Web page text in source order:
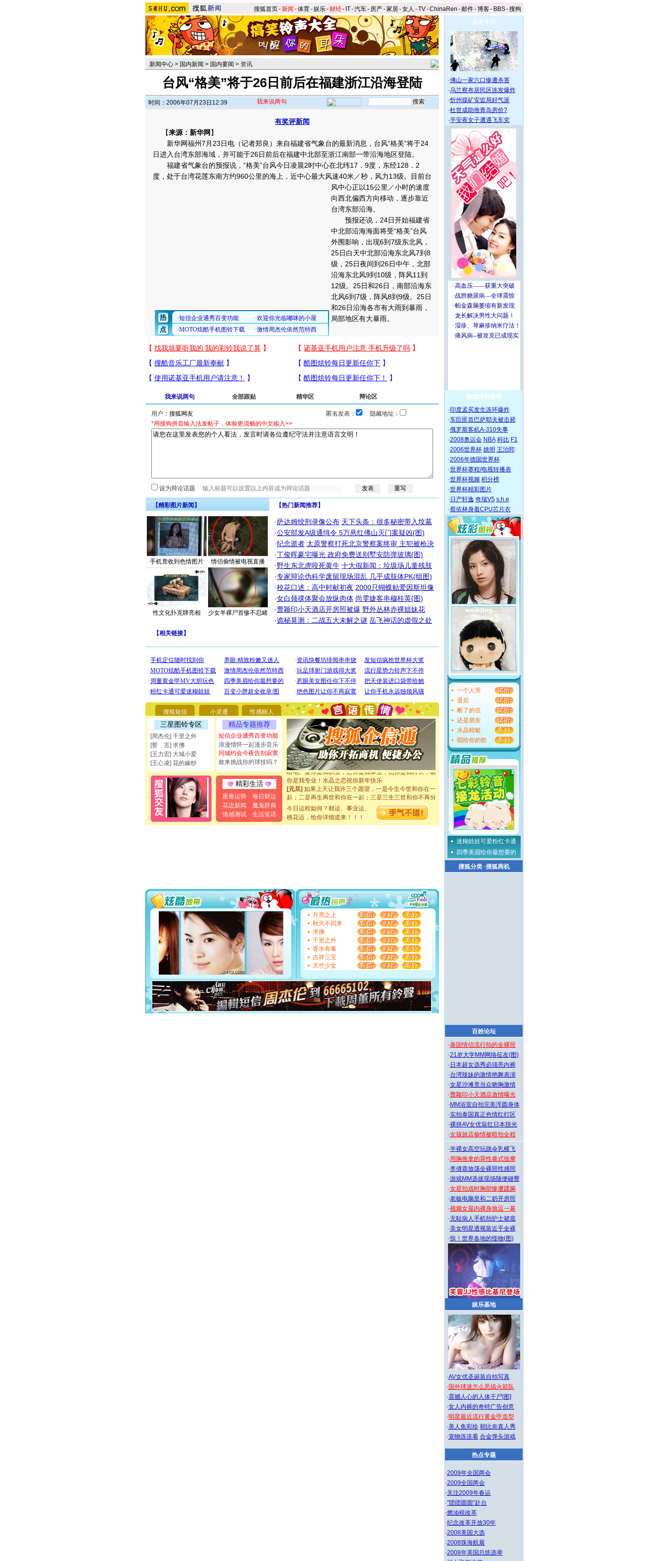
搜狐首页-新闻 -体育-娱乐- 财经- IT-汽车- 房产-家居-女人 -TV-ChinaRen -邮件-博客- BBS-搜狗
新闻中心 > 国内新闻 > 国内要闻 > 资讯
台风“格美”将于26日前后在福建浙江沿海登陆
时间：2006年07月23日12:39 我来说两句
有奖评新闻
【来源：新华网 】
新华网福州7月23日电（记者郑良）来自福建省气象台的最新消息，台风“格美”将于24
日进入台湾东部海域，并可能于26日前后在福建中北部至浙江南部一带沿海地区登陆。
福建省气象台的预报说，“格美”台风今日凌晨2时中心在北纬17．9度，东经128．2
度，处于台湾花莲东南方约960公里的海上，近中心最大风速40米／秒，风力13级。
目前台
风中心正以15公里／小时的速度
向西北偏西方向移动，逐步靠近
台湾东部沿海。
预报还说，24日开始福建省
中北部沿海海面将受“格美”台风
外围影响，出现6到7级东北风，
25日白天中北部沿海东北风7到8
级，25日夜间到26日中午，北部
沿海东北风9到10级，阵风11到
12级。25日和26日，南部沿海东
北风6到7级，阵风8到9级。25日
和26日沿海各市有大雨到暴雨，
局部地区有大暴雨。
我来说两句 全部跟贴 精华区 辩论区
用户： 匿名发表：
隐藏地址：
*用搜狗拼音输入法发帖子，体验更流畅的中文输入>>
设为辩论话题
【精彩图片新闻】
手机竟收到色情图片 情侣偷情被电视直播
性文化扑克牌亮相 少女半裸尸首惨不忍睹
【热门新闻推荐】
·萨达姆绞刑录像公布 天下头条：很多秘密带入坟墓
·公安部发A级通缉令 5万悬红佛山灭门案疑凶(图)
·纪念逝者 太原警察打死北京警察案终审 主犯被枪决
·丁俊晖豪宅曝光 政府免费送别墅安防弹玻璃(图)
·野生东北虎咬死黄牛 十大假新闻：垃圾场儿童残肢
·专家辩论伪科学废留现场混乱 几乎成肢体PK(组图)
·校花口述：高中时献初夜 2000只蝴蝶贴爱因斯坦像
·女白领祼体聚会放纵肉体 尚雯婕客串穆桂英(图)
·曹颖印小天酒店开房照被爆 野外丛林赤裸姐妹花
·诡秘莫测：二战五大未解之谜 岳飞神话的虚假之处
【相关链接】
搜狐短信 小灵通 性感丽人
三星图铃专区
[周杰伦] 千里之外
[誓 言] 求佛
[王力宏] 大城小爱
[王心凌] 花的嫁纱
精品专题推荐
短信企业通秀百变功能
浪漫情怀一起漫步音乐
同城约会今夜告别寂寞
敢来挑战你的球技吗？
精彩生活
星座运势
每日财运
花边新闻
魔鬼辞典
情感测试
生活笑话
[圣诞节]圣诞节到了，想想没什么送给你的，又不打算给
要平安！千万要知足！千万不要忘记我！
[圣诞节]不只这样的日子才会想起你,而是这样的日子才
能正大光明地骚扰你,告诉你,圣诞要快乐!新年要快乐!天天
都要快乐噢!
[圣诞节]奉上一颗祝福的心,在这个特别的日子里,愿幸福,
如意,快乐,鲜花,一切美好的祝愿与你同在.圣诞快乐!
[元旦]看到你我会触电；看不到你我要充电；没有你我会
断电。爱你是我职业，想你是我事业，抱你是我特长，吻
你是我专业！水晶之恋祝你新年快乐
[元旦]如果上天让我许三个愿望，一是今生今世和你在一
起；二是再生再世和你在一起；三是三生三世和你不再分
离。水晶之恋祝你新年快乐
[元旦]当我狠下心扭头离去那一刻，你在我身后无助地哭
泣，这痛楚让我明白我多么爱你。我转身抱住你：这猪不
卖了。水晶之恋祝你新年快乐。
你太多，只有给你五千万：千万快乐！千万要健康！千万
要平安！千万要知足！千万不要忘记我！
[圣诞节]不只这样的日子才会想起你,而是这样的日子才
能正大光明地骚扰你,告诉你,圣诞要快乐!新年要快乐!天天
都要快乐噢!
[圣诞节]
奉上一颗祝福的心,在这个特别的日子里,愿幸福,
如意,快乐,鲜花,一切美好的祝愿与你同在.圣诞快乐!
[元旦]
看到你我会触电；看不到你我要充电；没有你我会
断电。爱你是我职业，想你是我事业，抱你是我特长，吻
你是我专业！水晶之恋祝你新年快乐
[元旦]如果上天让我许三个愿望，一是今生今世和你在一
起；二是再生再世和你在一起；三是三生三世和你不再分
离。水晶之恋祝你新年快乐
[元旦]当我狠下心扭头离去那一刻，你在我身后无助地哭
泣，这痛楚让我明白我多么爱你。我转身抱住你：这猪不
今日运程如何？财运、事业运、
桃花运，给你详细道来！！！
月亮之上
秋天不回来
求佛
千里之外
香水有毒
吉祥三宝
天竺少女
点击今日
·佛山一家六口惨遭杀害
·乌兰察布居民区连发爆炸
·忻州煤矿安监局好气派
·杜世成助推青岛房价?
·平安夜女子遭遇飞车党
频道精彩推荐
·印度孟买发生连环爆炸
·车臣匪首巴萨耶夫被击毙
·俄罗斯客机A-310失事
·2008奥运会 NBA 科比 F1
·2006世界杯 姚明 王治郅
·2006年德国世界杯
·世界杯赛程/电视转播表
·世界杯视频 积分榜
·世界杯精彩图片
· 日产轩逸 奇瑞V5 s.h.e
·蔡依林身着CPU芯片衣
一个人哭
退后
断了的弦
还是朋友
水晶蜻蜓
唱给你的歌
迷糊娃娃可爱粉红卡通
四季美眉给你最想要的
搜狐分类·搜狐商机
百姓论坛
·泰国情侣流行拍的全裸照
·21岁大学MM网络征友(图)
· 日本超女选秀必须亮内裤
·台湾辣妹的激情艳舞表演
·女星沙滩竟当众吻胸激情
·曹颖印小天酒店激情曝光
· MM浴室自拍完美浑圆身体
·实拍泰国真正色情红灯区
·裸拼AV女优翁红日本脱光
·女孩旅店偷情被暗拍全程
·半裸女高空玩跳伞乳横飞
·用胸推拿的异性泰式按摩
·李倩蓉放荡全裸照性感照
·游戏MM选拔现场随便碰臀
·女星拍戏时胸部惨遭蹂躏
·老板电脑里和二奶开房照
·视频女屋内裸身挑逗一幕
·无耻病人手机拍护士裙底
·美女明星透视装近乎全裸
·惊！世界各地的怪物(图)
娱乐基地
·AV女优圣诞装自拍写真
· 国外球迷怎么恶搞火箭队
·震撼人心的人体干尸[图]
·女人内裤的奇特广告创意
·明星最近流行黄金甲造型
·美人鱼彩绘 朝比奈真人秀
·宠物连连看 合金弹头游戏
热点专题
·2009年全国两会
·2009全国两会
·关注2009年春运
·"团团圆圆"赴台
·燃油税改革
·纪念改革开放30年
·2008美国大选
·2008珠海航展
·2008年美国总统选举